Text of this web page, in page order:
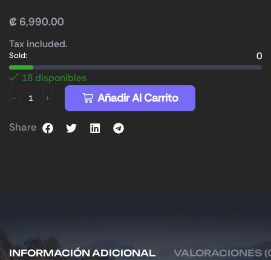
₡ 6,990.00
Tax included.
Sold:
0
18 disponibles
Añadir Al Carrito
Share
INFORMACIÓN ADICIONAL VALORACIONES